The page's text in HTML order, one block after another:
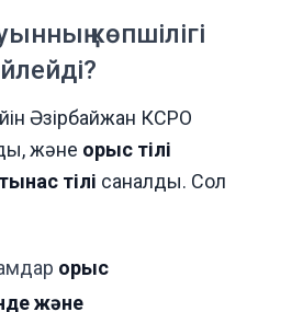
көпшілігі
Әзірбайжан КСРО
және орыс тілі
тілі саналды. Сол
орыс
және